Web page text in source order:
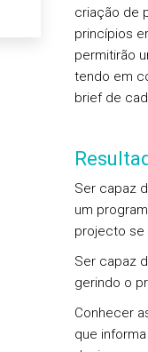
criação de
princípios
permitirão
tendo em
brief de
Ser capaz
um
projecto se
Ser capaz
gerindo o
Conhecer
que